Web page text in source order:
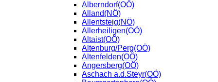
Alberndorf(OÖ)
Alland(NÖ)
Allentsteig(NÖ)
Allerheiligen(OÖ)
Altaist(OÖ)
Altenburg/Perg(OÖ)
Altenfelden(OÖ)
Angersberg(OÖ)
Aschach a.d.Steyr(OÖ)